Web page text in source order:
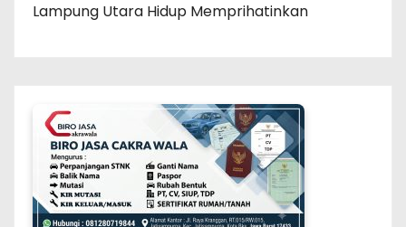
Lampung Utara Hidup Memprihatinkan